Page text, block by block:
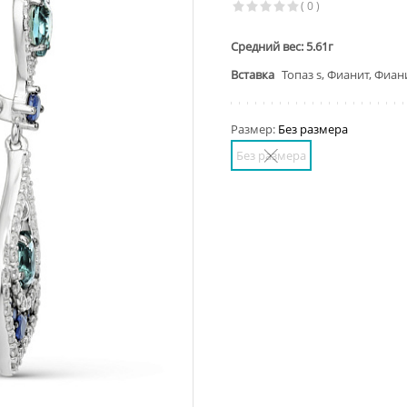
( 0 )
Средний вес: 5.61г
Вставка Топаз s, Фианит,
Размер: Без размера
Без размера